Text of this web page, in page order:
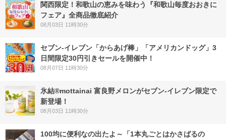
関西限定！和歌山の恵みを味わう『和歌山毎度おおきに
フェア』全商品徹底紹介
08月03日 11時30分
セブン‐イレブン「からあげ棒」「アメリカンドッグ」3
日間限定30円引きセールを開催中！
08月07日 11時30分
氷結®mottainai 富良野メロンがセブン‐イレブン限定で
新登場！
08月03日 11時30分
100均に便利なの出たよ～「1本丸ごとはかさばるの